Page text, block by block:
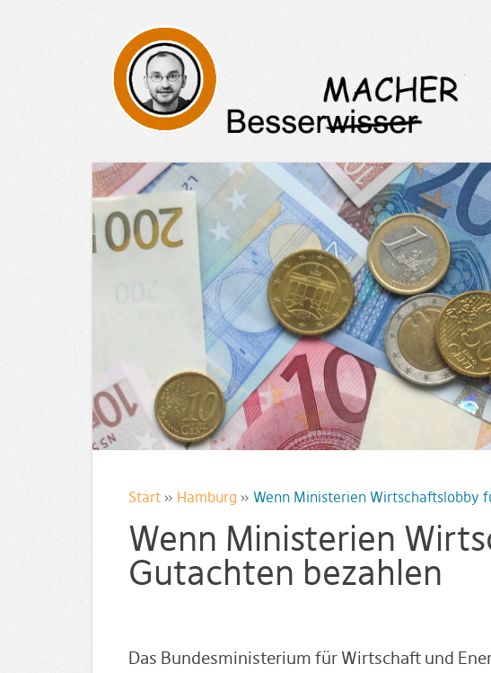
Start » Hamburg » Wenn Ministerien Wirtschaftslobby
Wenn Ministerien
Gutachten bezahlen
Das Bundesministerium für Wirtschaft und